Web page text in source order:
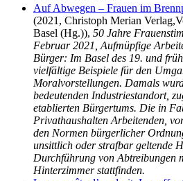
Auf Abwegen – Frauen im
(2021, Christoph Merian
Basel (Hg.)), 50 Jahre
Februar 2021, Aufmüpfige
Bürger: Im Basel des 19. und
vielfältige Beispiele für den
Moralvorstellungen. Damals
bedeutenden Industriestandort,
etablierten Bürgertums. Die in
Privathaushalten Arbeitenden,
den Normen bürgerlicher
unsittlich oder strafbar geltende
Durchführung von Abtreibungen
Hinterzimmer stattfinden.